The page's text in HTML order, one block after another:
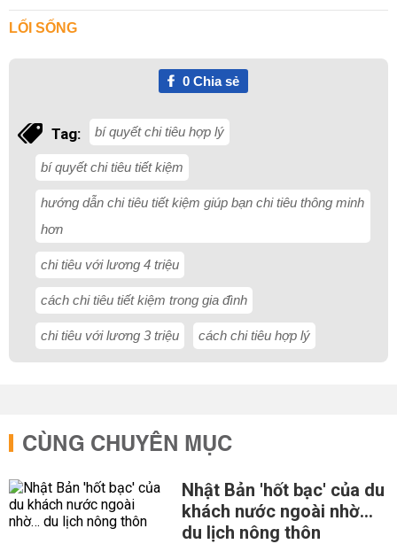
LỐI SỐNG
0Chia sẻ
Tag: bí quyết chi tiêu hợp lý
bí quyết chi tiêu tiết kiệm
hướng dẫn chi tiêu tiết kiệm giúp bạn chi tiêu thông minh
hơn
chi tiêu với lương 4 triệu
cách chi tiêu tiết kiệm trong gia đình
chi tiêu với lương 3 triệu cách chi tiêu hợp lý
CÙNG CHUYÊN MỤC
Nhật Bản 'hốt bạc' của du
khách nước ngoài nhờ…
du lịch nông thôn